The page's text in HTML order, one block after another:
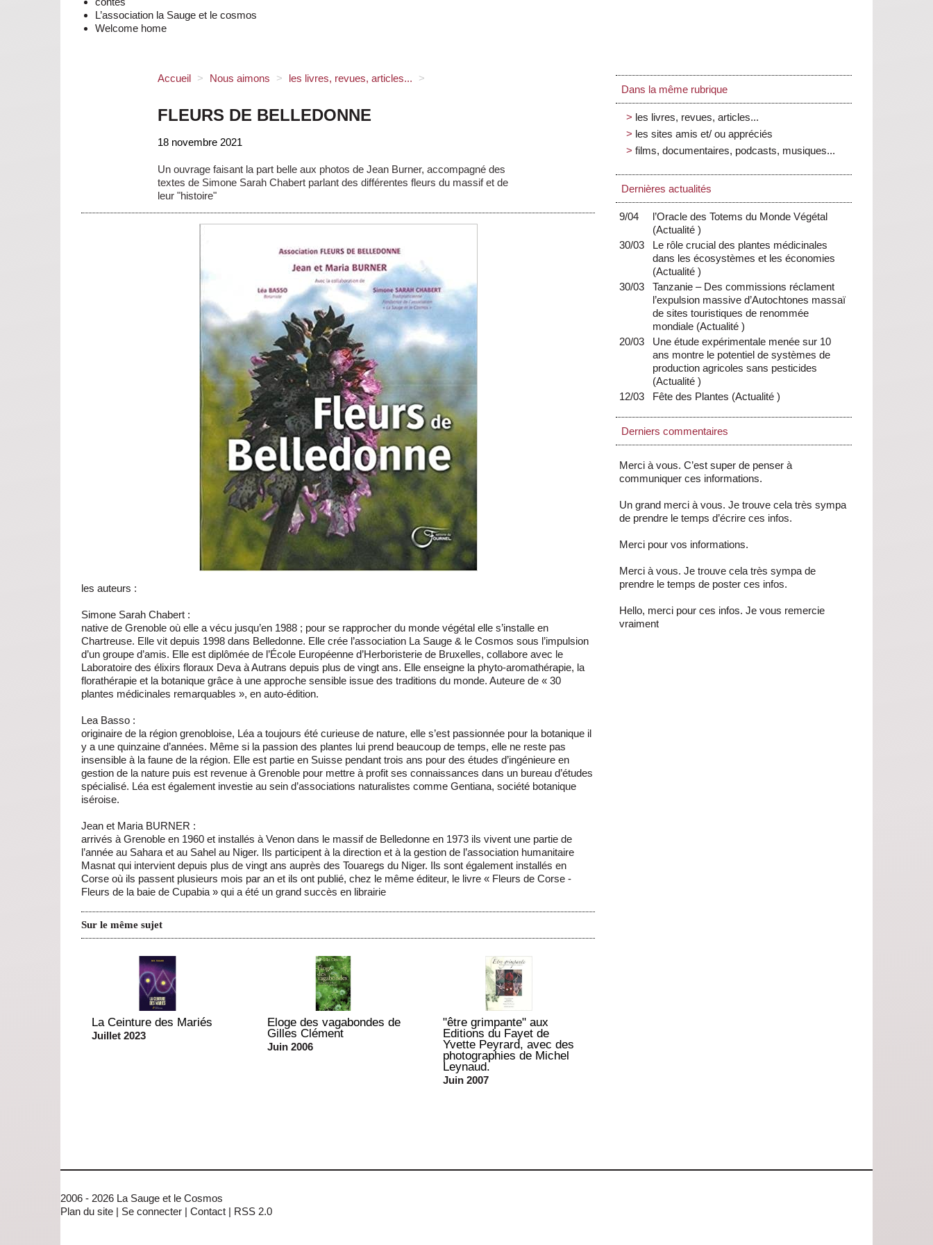
L’association la Sauge et le cosmos
Welcome home
Accueil > Nous aimons > les livres, revues, articles... >
FLEURS DE BELLEDONNE
18 novembre 2021
Un ouvrage faisant la part belle aux photos de Jean Burner, accompagné des
textes de Simone Sarah Chabert parlant des différentes fleurs du massif et de
leur "histoire"
les auteurs :
Simone Sarah Chabert :
native de Grenoble où elle a vécu jusqu’en 1988 ; pour se rapprocher du monde végétal elle s’installe en
Chartreuse. Elle vit depuis 1998 dans Belledonne. Elle crée l’association La Sauge & le Cosmos sous l’impulsion
d’un groupe d’amis. Elle est diplômée de l’École Européenne d’Herboristerie de Bruxelles, collabore avec le
Laboratoire des élixirs floraux Deva à Autrans depuis plus de vingt ans. Elle enseigne la phyto-aromathérapie, la
florathérapie et la botanique grâce à une approche sensible issue des traditions du monde. Auteure de « 30
plantes médicinales remarquables », en auto-édition.
Lea Basso :
originaire de la région grenobloise, Léa a toujours été curieuse de nature, elle s’est passionnée pour la botanique il
y a une quinzaine d’années. Même si la passion des plantes lui prend beaucoup de temps, elle ne reste pas
insensible à la faune de la région. Elle est partie en Suisse pendant trois ans pour des études d’ingénieure en
gestion de la nature puis est revenue à Grenoble pour mettre à profit ses connaissances dans un bureau d’études
spécialisé. Léa est également investie au sein d’associations naturalistes comme Gentiana, société botanique
iséroise.
Jean et Maria BURNER :
arrivés à Grenoble en 1960 et installés à Venon dans le massif de Belledonne en 1973 ils vivent une partie de
l’année au Sahara et au Sahel au Niger. Ils participent à la direction et à la gestion de l’association humanitaire
Masnat qui intervient depuis plus de vingt ans auprès des Touaregs du Niger. Ils sont également installés en
Corse où ils passent plusieurs mois par an et ils ont publié, chez le même éditeur, le livre « Fleurs de Corse -
Fleurs de la baie de Cupabia » qui a été un grand succès en librairie
Sur le même sujet
La Ceinture des Mariés
Juillet 2023
Eloge des vagabondes de
Gilles Clément
Juin 2006
"être grimpante" aux
Editions du Fayet de
Yvette Peyrard, avec des
photographies de Michel
Leynaud.
Juin 2007
Dans la même rubrique
les livres, revues, articles...
les sites amis et/ ou appréciés
films, documentaires, podcasts, musiques...
Dernières actualités
9/04
l’Oracle des Totems du Monde Végétal
(Actualité)
30/03
Le rôle crucial des plantes médicinales
dans les écosystèmes et les économies
(Actualité)
30/03
Tanzanie – Des commissions réclament
l’expulsion massive d’Autochtones massaï
de sites touristiques de renommée
mondiale (Actualité)
20/03
Une étude expérimentale menée sur 10
ans montre le potentiel de systèmes de
production agricoles sans pesticides
(Actualité)
12/03
Fête des Plantes (Actualité)
Derniers commentaires
Merci à vous. C’est super de penser à
communiquer ces informations.
Un grand merci à vous. Je trouve cela très sympa
de prendre le temps d’écrire ces infos.
Merci pour vos informations.
Merci à vous. Je trouve cela très sympa de
prendre le temps de poster ces infos.
Hello, merci pour ces infos. Je vous remercie
vraiment
2006 - 2026 La Sauge et le Cosmos
Plan du site | Se connecter | Contact | RSS 2.0